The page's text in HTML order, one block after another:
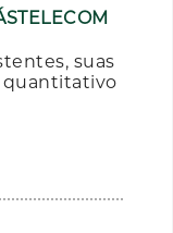
suas
quantitativo